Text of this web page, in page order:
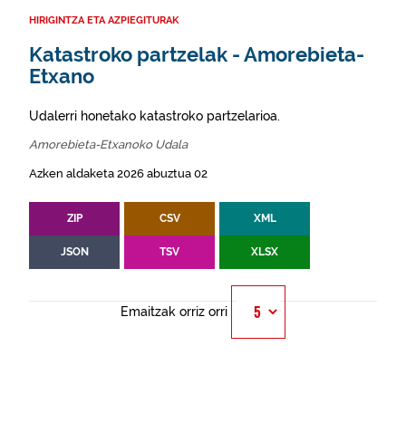
HIRIGINTZA ETA AZPIEGITURAK
Katastroko partzelak - Amorebieta-
Etxano
Udalerri honetako katastroko partzelarioa.
Amorebieta-Etxanoko Udala
Azken aldaketa 2026 abuztua 02
ZIP CSV XML
JSON TSV XLSX
Emaitzak orriz orri